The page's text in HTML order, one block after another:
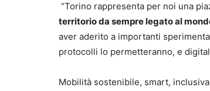
“Torino rappresenta per noi una
territorio da sempre legato al
aver aderito a importanti
protocolli lo permetteranno, e
Mobilità sostenibile, smart,